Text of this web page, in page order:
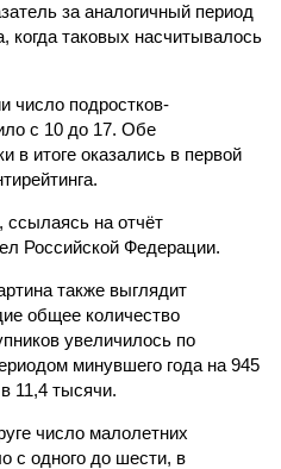
за аналогичный период
когда таковых насчитывалось
число подростков-
с 10 до 17. Обе
в итоге оказались в первой
на отчёт
Российской Федерации.
также выглядит
общее количество
увеличилось по
минувшего года на 945
11,4 тысячи.
число малолетних
с одного до шести, в